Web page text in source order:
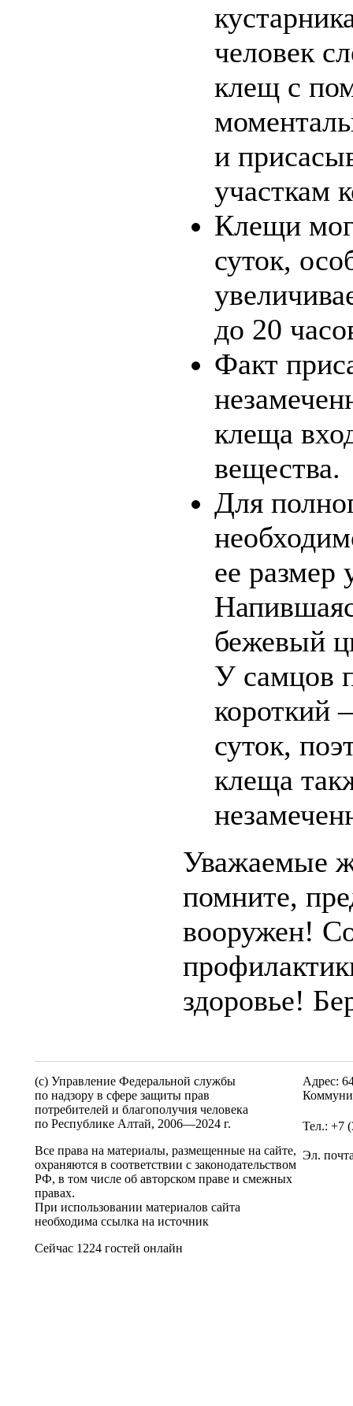
человек
клещ с
и
участкам
Клещи
суток,
до 20
Факт
клеща
вещества.
Для
ее размер
бежевый
У самцов
короткий
суток,
клеща
Уважаемые
помните,
вооружен!
здоровье!
(c) Управление Федеральной службы
по надзору в сфере защиты прав
потребителей и благополучия человека
по Республике Алтай, 2006—2024 г.
Все права на материалы, размещенные на сайте,
охраняются в соответствии с законодательством
РФ, в том числе об авторском праве и смежных
правах.
При использовании материалов сайта
необходима ссылка на источник
Сейчас 1224 гостей онлайн
Адрес:
Тел.: +7
Эл.